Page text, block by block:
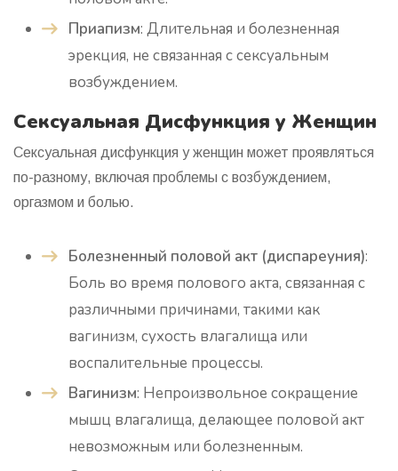
Приапизм: Длительная и болезненная
эрекция, не связанная с сексуальным
возбуждением.
Сексуальная Дисфункция у Женщин
Сексуальная дисфункция у женщин может проявляться
по-разному, включая проблемы с возбуждением,
оргазмом и болью.
Болезненный половой акт (диспареуния):
Боль во время полового акта, связанная с
различными причинами, такими как
вагинизм, сухость влагалища или
воспалительные процессы.
Вагинизм: Непроизвольное сокращение
мышц влагалища, делающее половой акт
невозможным или болезненным.